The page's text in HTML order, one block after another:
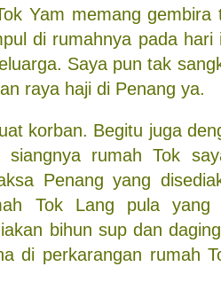
Yam memang
di rumahnya pada hari
Saya pun tak
raya haji di Penang ya.
korban. Begitu juga
rumah Tok
Penang yang
Tok Lang pula yang
bihun sup dan
di perkarangan rumah